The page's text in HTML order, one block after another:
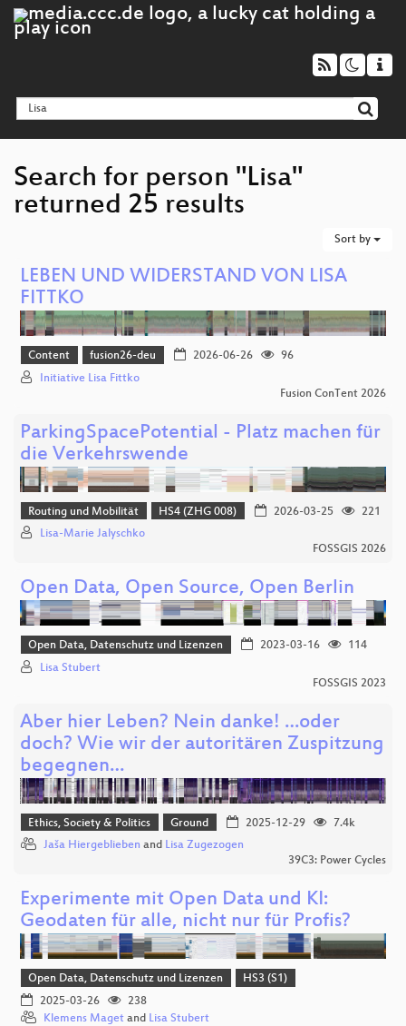
Search for person "Lisa"
returned 25 results
Sort by
LEBEN UND WIDERSTAND VON LISA
FITTKO
Content fusion26-deu 2026-06-26
96
Initiative Lisa Fittko
Fusion ConTent 2026
ParkingSpacePotential - Platz machen für
die Verkehrswende
Routing und Mobilität HS4 (ZHG 008) 2026-03-25
221
Lisa-Marie Jalyschko
FOSSGIS 2026
Open Data, Open Source, Open Berlin
Open Data, Datenschutz und Lizenzen 2023-03-16
114
Lisa Stubert
FOSSGIS 2023
Aber hier Leben? Nein danke! …oder
doch? Wie wir der autoritären Zuspitzung
begegnen…
Ethics, Society & Politics Ground 2025-12-29
7.4k
Jaša Hiergeblieben and Lisa Zugezogen
39C3: Power Cycles
Experimente mit Open Data und KI:
Geodaten für alle, nicht nur für Profis?
Open Data, Datenschutz und Lizenzen
HS3 (S1)
2025-03-26
238
Klemens Maget and Lisa Stubert